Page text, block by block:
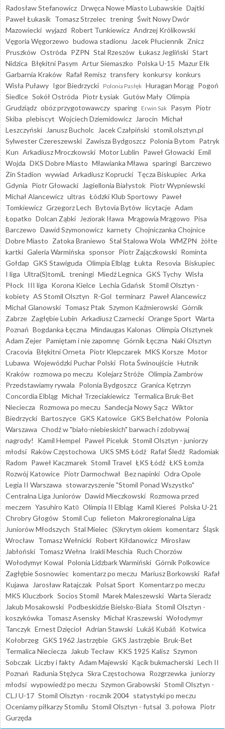
Radosław Stefanowicz Drwęca Nowe Miasto Lubawskie Dajtki
Paweł Łukasik Tomasz Strzelec trening Świt Nowy Dwór
Mazowiecki wyjazd Robert Tunkiewicz Andrzej Królikowski
Vęgoria Węgorzewo budowa stadionu Jacek Płuciennik Znicz
Pruszków Ostróda PZPN Stal Rzeszów Łukasz Jegliński Start
Nidzica Błękitni Pasym Artur Siemaszko Polska U-15 Mazur Ełk
Garbarnia Kraków Rafał Remisz transfery konkursy konkurs
Wisła Puławy Igor Biedrzycki Polonia Pasłęk Huragan Morąg Pogoń
Siedlce Sokół Ostróda Piotr Łysiak Gutów Mały Olimpia
Grudziądz obóz przygotowawczy sparing Erwin Sak Pasym Piotr
Skiba plebiscyt Wojciech Dziemidowicz Jarocin Michał
Leszczyński
Janusz Bucholc Jacek Czałpiński stomil.olsztyn.pl
Sylwester Czereszewski Zawisza Bydgoszcz Polonia Bytom Patryk
Kun Arkadiusz Mroczkowski Motor Lublin Paweł Głowacki Emil
Wojda DKS Dobre Miasto Mławianka Mława sparingi Barczewo
Zin Stadion wywiad Arkadiusz Koprucki Tęcza Biskupiec Arka
Gdynia Piotr Głowacki Jagiellonia Białystok Piotr Wypniewski
Michał Alancewicz ultras Łódzki Klub Sportowy Paweł
Tomkiewicz Grzegorz Lech Bytovia Bytów licytacje Adam
Łopatko Dolcan Ząbki Jeziorak Iława Mrągowia Mrągowo Pisa
Barczewo Dawid Szymonowicz karnety Chojniczanka Chojnice
Dobre Miasto Zatoka Braniewo Stal Stalowa Wola WMZPN żółte
kartki Galeria Warmińska sponsor Piotr Zajączkowski Rominta
Gołdap GKS Stawiguda Olimpia Elbląg Łukta Resovia Biskupiec
I liga Ultra(S)tomiL treningi Miedź Legnica GKS Tychy Wisła
Płock III liga Korona Kielce Lechia Gdańsk Stomil Olsztyn -
kobiety AS Stomil Olsztyn R-Gol terminarz Paweł Alancewicz
Michał Glanowski Tomasz Ptak Szymon Kaźmierowski Górnik
Zabrze Zagłębie Lubin Arkadiusz Czarnecki Orange Sport Warta
Poznań Bogdanka Łęczna Mindaugas Kalonas Olimpia Olsztynek
Adam Zejer Pamiętam i nie zapomnę Górnik Łęczna Naki Olsztyn
Cracovia Błękitni Orneta Piotr Klepczarek MKS Korsze Motor
Lubawa Wojewódzki Puchar Polski Flota Świnoujście Hutnik
Kraków rozmowa po meczu Kolejarz Stróże Olimpia Zambrów
Przedstawiamy rywala Polonia Bydgoszcz Granica Kętrzyn
Concordia Elbląg Michał Trzeciakiewicz Termalica Bruk-Bet
Nieciecza Rozmowa po meczu Sandecja Nowy Sącz Wiktor
Biedrzycki Bartoszyce GKS Katowice GKS Bełchatów Polonia
Warszawa Chodź w "biało-niebieskich" barwach i zdobywaj
nagrody!
Kamil Hempel Paweł Piceluk Stomil Olsztyn - juniorzy
młodsi Raków Częstochowa UKS SMS Łódź Rafał Śledź Radomiak
Radom Paweł Kaczmarek Stomil Travel ŁKS Łódź ŁKS Łomża
Rozwój Katowice Piotr Darmochwał Bez napinki Odra Opole
Legia II Warszawa stowarzyszenie "Stomil Ponad Wszystko"
Centralna Liga Juniorów Dawid Mieczkowski Rozmowa przed
meczem Yasuhiro Katō Olimpia II Elbląg Kamil Kiereś Polska U-21
Chrobry Głogów Stomil Cup felieton Makroregionalna Liga
Juniorów Młodszych Stal Mielec (S)krytym okiem komentarz Śląsk
Wrocław Tomasz Wełnicki Robert Kiłdanowicz Mirosław
Jabłoński Tomasz Wełna Irakli Meschia Ruch Chorzów
Wołodymyr Kowal Polonia Lidzbark Warmiński Górnik Polkowice
Zagłębie Sosnowiec komentarz po meczu Mariusz Borkowski Rafał
Kujawa
Jarosław Ratajczak Polsat Sport Komentarz po meczu
MKS Kluczbork Socios Stomil Marek Maleszewski Warta Sieradz
Jakub Mosakowski Podbeskidzie Bielsko-Biała Stomil Olsztyn -
koszykówka Tomasz Asensky Michał Kraszewski Wołodymyr
Tanczyk Ernest Dzięcioł Adrian Stawski Lukáš Kubáň Kotwica
Kołobrzeg GKS 1962 Jastrzębie GKS Jastrzębie Bruk-Bet
Termalica Nieciecza
Jakub Tecław KKS 1925 Kalisz Szymon
Sobczak Liczby i fakty Adam Majewski Kącik bukmacherski Lech II
Poznań Radunia Stężyca Skra Częstochowa Rozgrzewka juniorzy
młodsi wypowiedź po meczu Szymon Grabowski Stomil Olsztyn -
CLJ U-17 Stomil Olsztyn - rocznik 2004 statystyki po meczu
Oceniamy piłkarzy Stomilu Stomil Olsztyn - futsal 3. połowa Piotr
Gurzęda